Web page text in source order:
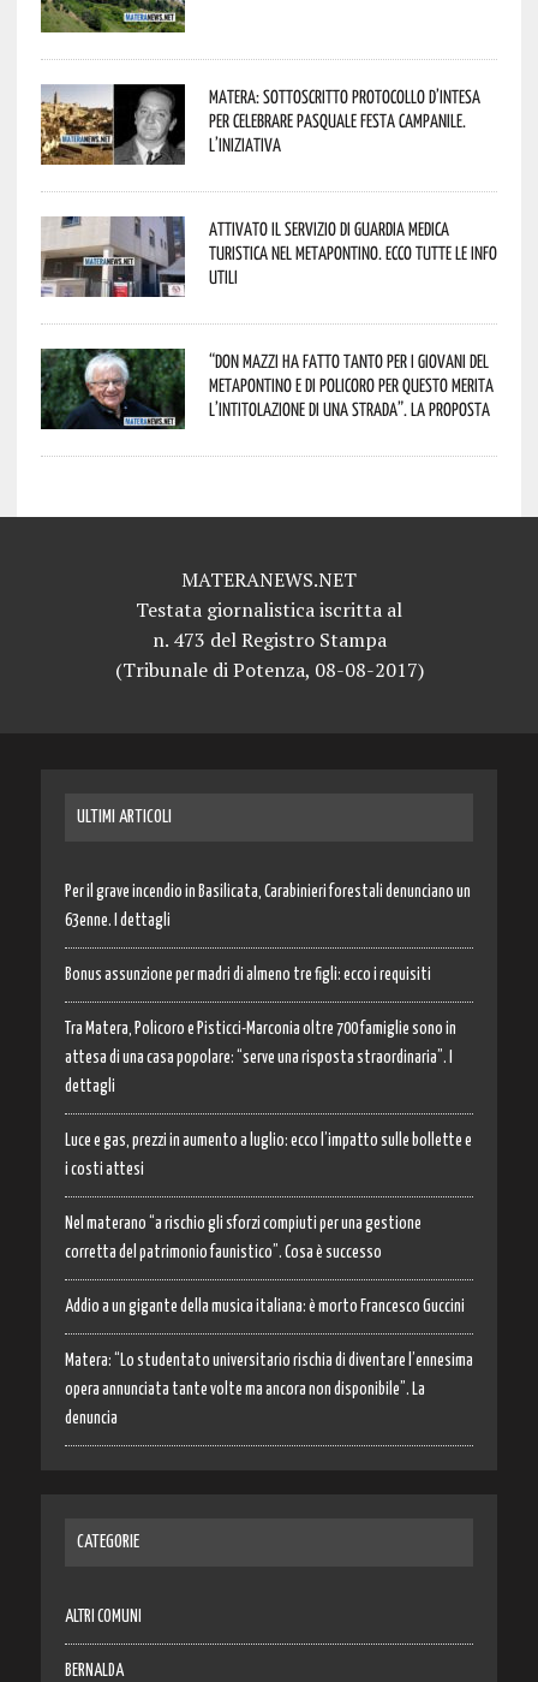
Matera: sottoscritto protocollo d’intesa
per celebrare Pasquale Festa Campanile.
L’iniziativa
Attivato il servizio di Guardia Medica
Turistica nel Metapontino. Ecco tutte le info
utili
“Don Mazzi ha fatto tanto per i giovani del
Metapontino e di Policoro per questo merita
l’intitolazione di una strada”. La proposta
MATERANEWS.NET
Testata giornalistica iscritta al
n. 473 del Registro Stampa
(Tribunale di Potenza, 08-08-2017)
ULTIMI ARTICOLI
Per il grave incendio in Basilicata, Carabinieri forestali denunciano un
63enne. I dettagli
Bonus assunzione per madri di almeno tre figli: ecco i requisiti
Tra Matera, Policoro e Pisticci-Marconia oltre 700 famiglie sono in
attesa di una casa popolare: “serve una risposta straordinaria”. I
dettagli
Luce e gas, prezzi in aumento a luglio: ecco l’impatto sulle bollette e
i costi attesi
Nel materano “a rischio gli sforzi compiuti per una gestione
corretta del patrimonio faunistico”. Cosa è successo
Addio a un gigante della musica italiana: è morto Francesco Guccini
Matera: “Lo studentato universitario rischia di diventare l’ennesima
opera annunciata tante volte ma ancora non disponibile”. La
denuncia
CATEGORIE
ALTRI COMUNI
BERNALDA